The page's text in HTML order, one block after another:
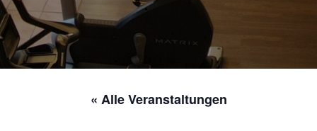
« Alle Veranstaltungen